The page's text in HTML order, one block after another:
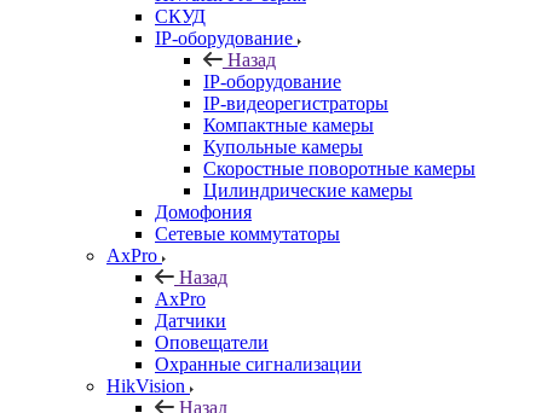
CКУД
IP-оборудование
Назад
IP-оборудование
IP-видеорегистраторы
Компактные камеры
Купольные камеры
Скоростные поворотные камеры
Цилиндрические камеры
Домофония
Сетевые коммутаторы
AxPro
Назад
AxPro
Датчики
Оповещатели
Охранные сигнализации
HikVision
Назад